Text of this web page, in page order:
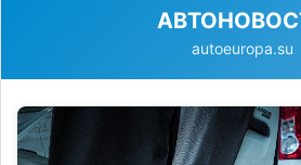
autoeuropa.su